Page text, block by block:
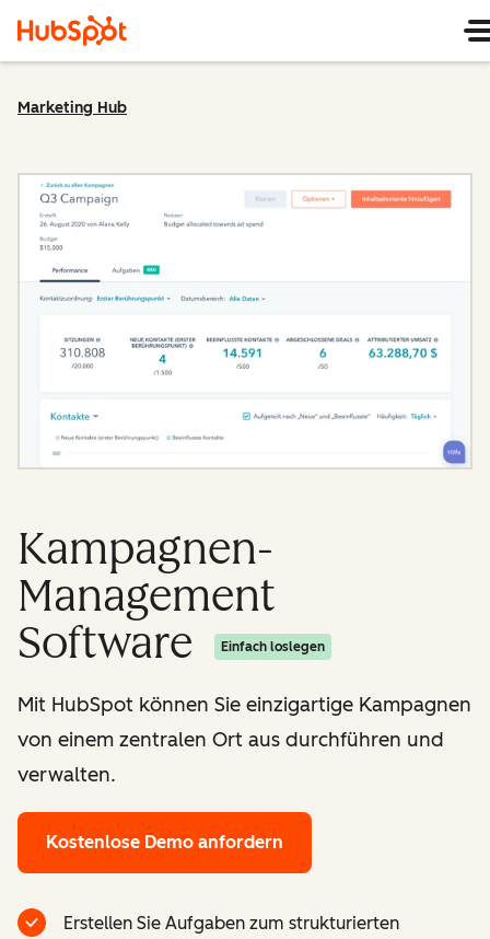
Marketing Hub
Kampagnen-
Management
Software
Einfach loslegen
Mit HubSpot können Sie einzigartige Kampagnen
von einem zentralen Ort aus durchführen und
verwalten.
Kostenlose Demo anfordern
Erstellen Sie Aufgaben zum strukturierten